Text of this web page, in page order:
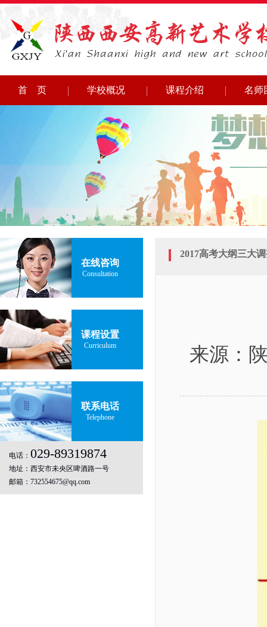
首 页 学校概况 课程介绍 名师
在线咨询
Consultation
课程设置
Curriculum
联系电话
Telephone
电话： 029-89319874
地址：西安市未央区啤酒路一号
邮箱：732554675@qq.com
2017高考大纲三大
来源：